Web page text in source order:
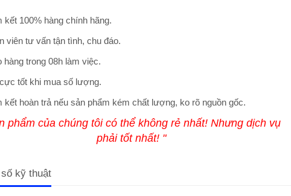
kết 100% hàng chính hãng.
viên tư vấn tận tình, chu đáo.
hàng trong 08h làm việc.
tốt khi mua số lượng.
kết hoàn trả nếu sản phẩm kém chất lượng, ko rõ nguồn gốc.
phẩm của chúng tôi có thể không rẻ nhất! Nhưng dịch vụ
phải tốt nhất! "
kỹ thuật